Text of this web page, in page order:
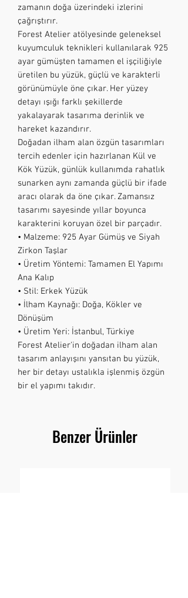
zamanın doğa üzerindeki izlerini
çağrıştırır.
Forest Atelier atölyesinde geleneksel
kuyumculuk teknikleri kullanılarak 925
ayar gümüşten tamamen el işçiliğiyle
üretilen bu yüzük, güçlü ve karakterli
görünümüyle öne çıkar. Her yüzey
detayı ışığı farklı şekillerde
yakalayarak tasarıma derinlik ve
hareket kazandırır.
Doğadan ilham alan özgün tasarımları
tercih edenler için hazırlanan Kül ve
Kök Yüzük, günlük kullanımda rahatlık
sunarken aynı zamanda güçlü bir ifade
aracı olarak da öne çıkar. Zamansız
tasarımı sayesinde yıllar boyunca
karakterini koruyan özel bir parçadır.
• Malzeme: 925 Ayar Gümüş ve Siyah
Zirkon Taşlar
• Üretim Yöntemi: Tamamen El Yapımı
Ana Kalıp
• Stil: Erkek Yüzük
• İlham Kaynağı: Doğa, Kökler ve
Dönüşüm
• Üretim Yeri: İstanbul, Türkiye
Forest Atelier'in doğadan ilham alan
tasarım anlayışını yansıtan bu yüzük,
her bir detayı ustalıkla işlenmiş özgün
bir el yapımı takıdır.
Benzer Ürünler